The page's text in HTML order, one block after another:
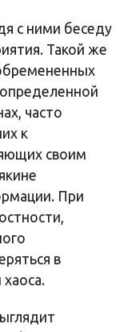
с ними беседу
Такой же
часто
к
своим
При
в